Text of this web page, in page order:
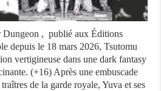
Dungeon , publié aux Éditions
depuis le 18 mars 2026, Tsutomu
vertigineuse dans une dark fantasy
(+16) Après une embuscade
de la garde royale, Yuva et ses